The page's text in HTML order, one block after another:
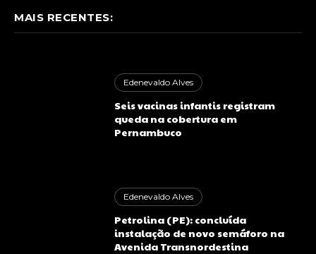
MAIS RECENTES:
Edenevaldo Alves
Seis vacinas infantis registram
queda na cobertura em
Pernambuco
Edenevaldo Alves
Petrolina (PE): concluída
instalação de novo semáforo na
Avenida Transnordestina